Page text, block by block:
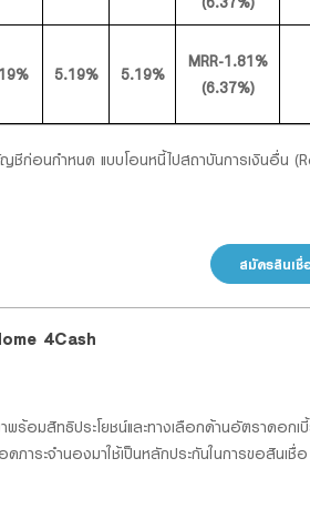
5.19% 5.19%
MRR-1.81%
(6.37%)
ก่อนกำหนด แบบโอนหนี้ไปสถาบันการเงินอื่น
สมัครสินเชื่
4Cash
พร้อมสิทธิประโยชน์และทางเลือกด้านอัตราดอ
าระจำนองมาใช้เป็นหลักประกันในการขอสินเชื่